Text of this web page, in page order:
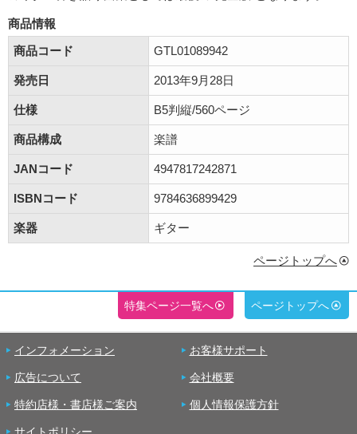
商品情報
商品コード
GTL01089942
発売日 2013年9月28日
仕様 B5判縦/560ページ
商品構成 楽譜
JANコード 4947817242871
ISBNコード 9784636899429
楽器 ギター
ページトップへ
特集ページ一覧へ ページトップへ
インフォメーション お客様サポート
広告について 会社概要
特約店様・書店様ご案内 個人情報保護方針